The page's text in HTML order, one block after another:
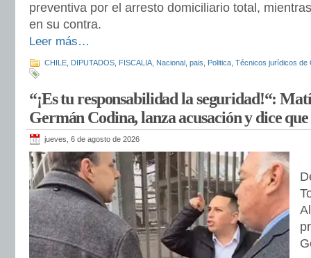
preventiva por el arresto domiciliario total,
en su contra.
Leer más…
CHILE DIPUTADOS FISCALIA Nacional pais Politica Técnicos jurídicos de
“¡Es tu responsabilidad la seguridad!“:
Germán Codina, lanza acusación y dice
jueves, 6 de agosto de 2026